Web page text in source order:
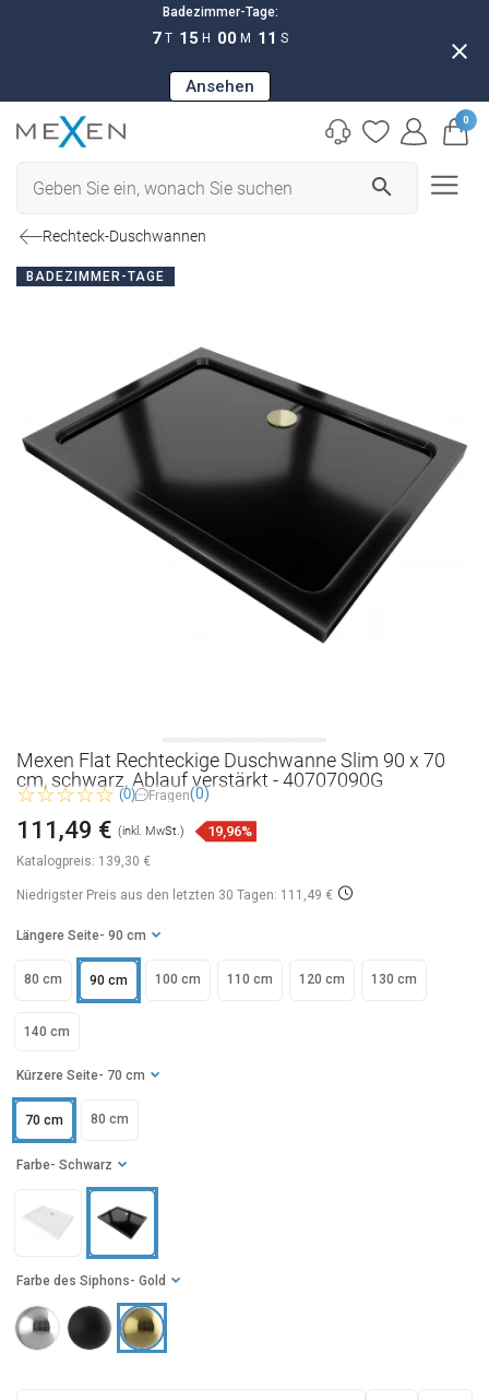
Badezimmer-Tage:
7 T 15 H 00 M 11 S
Ansehen
close
search
0
Rechteck-Duschwannen
BADEZIMMER-TAGE
Mexen Flat Rechteckige Duschwanne Slim 90 x 70
cm, schwarz, Ablauf verstärkt - 40707090G
(0) Fragen(0)
Katalogpreis: 139,30 €
111,49 € (inkl. MwSt.) 19,96%
Niedrigster Preis aus den letzten 30 Tagen: 111,49 €
Längere Seite - 90 cm
80 cm 90 cm 100 cm 110 cm 120 cm 130 cm
140 cm
Kürzere Seite - 70 cm
70 cm 80 cm
Farbe - Schwarz
Farbe des Siphons - Gold